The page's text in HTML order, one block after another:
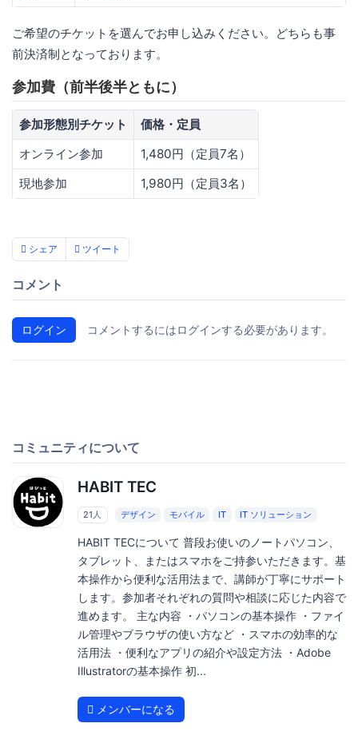
ご希望のチケットを選んでお申し込みください。どちらも事
前決済制となっております。
参加費（前半後半ともに）
参加形態別チケット
価格・定員
オンライン参加
1,480円（定員7名）
現地参加
1,980円（定員3名）
シェア ツイート
コメント
ログイン コメントするにはログインする必要があります。
コミュニティについて
HABIT TEC
21人 デザイン モバイル IT IT ソリューション
HABIT TECについて 普段お使いのノートパソコン、
タブレット、またはスマホをご持参いただきます。基
本操作から便利な活用法まで、講師が丁寧にサポート
します。参加者それぞれの質問や相談に応じた内容で
進めます。 主な内容 ・パソコンの基本操作 ・ファイ
ル管理やブラウザの使い方など ・スマホの効率的な
活用法 ・便利なアプリの紹介や設定方法 ・Adobe
Illustratorの基本操作 初...
メンバーになる